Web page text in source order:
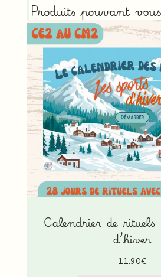
Produits pouvant
Calendrier de rituels
d’hiver
11.90€